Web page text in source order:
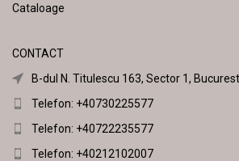
Cataloage
CONTACT
B-dul N. Titulescu 163, Sector 1,
Telefon: +40730225577
Telefon: +40722235577
Telefon: +40212102007